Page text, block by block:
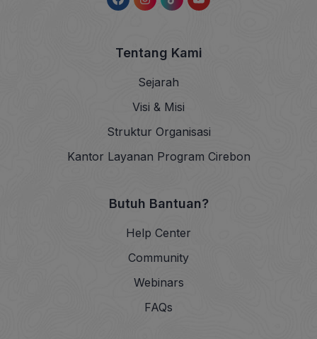
Tentang Kami
Sejarah
Visi & Misi
Struktur Organisasi
Kantor Layanan Program Cirebon
Butuh Bantuan?
Help Center
Community
Webinars
FAQs